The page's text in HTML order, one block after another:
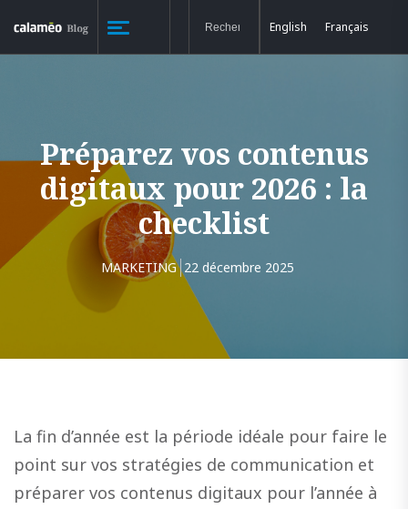
English Français
Préparez vos contenus
digitaux pour 2026 : la
checklist
MARKETING 22 décembre 2025
La fin d’année est la période idéale pour faire le
point sur vos stratégies de communication et
préparer vos contenus digitaux pour l’année à